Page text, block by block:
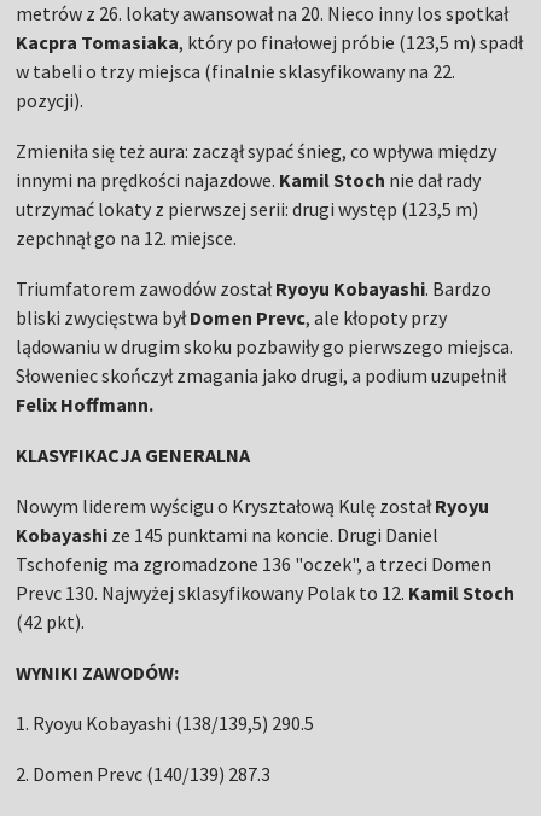
metrów z 26. lokaty awansował na 20. Nieco inny los spotkał
Kacpra Tomasiaka, który po finałowej próbie (123,5 m) spadł
w tabeli o trzy miejsca (finalnie sklasyfikowany na 22.
pozycji).
Zmieniła się też aura: zaczął sypać śnieg, co wpływa między
innymi na prędkości najazdowe. Kamil Stoch nie dał rady
utrzymać lokaty z pierwszej serii: drugi występ (123,5 m)
zepchnął go na 12. miejsce.
Triumfatorem zawodów zostałRyoyu Kobayashi. Bardzo
bliski zwycięstwa byłDomen Prevc, ale kłopoty przy
lądowaniu w drugim skoku pozbawiły go pierwszego miejsca.
Słoweniec skończył zmagania jako drugi, a podium uzupełnił
Felix Hoffmann.
KLASYFIKACJA GENERALNA
Nowym liderem wyścigu o Kryształową Kulę zostałRyoyu
Kobayashi ze 145 punktami na koncie. Drugi Daniel
Tschofenig ma zgromadzone 136 "oczek", a trzeci Domen
Prevc 130. Najwyżej sklasyfikowany Polak to 12. Kamil Stoch
(42 pkt).
WYNIKI ZAWODÓW:
1. Ryoyu Kobayashi (138/139,5) 290.5
2. Domen Prevc (140/139) 287.3